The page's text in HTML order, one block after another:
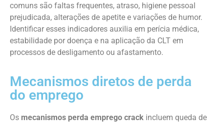
comuns são faltas frequentes, atraso, higiene pessoal
prejudicada, alterações de apetite e variações de humor.
Identificar esses indicadores auxilia em perícia médica,
estabilidade por doença e na aplicação da CLT em
processos de desligamento ou afastamento.
Mecanismos diretos de perda
do emprego
Os mecanismos perda emprego crack incluem queda de